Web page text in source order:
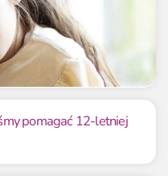
Potrzebujemy
1 100 000 zł
pomagać 12-letniej